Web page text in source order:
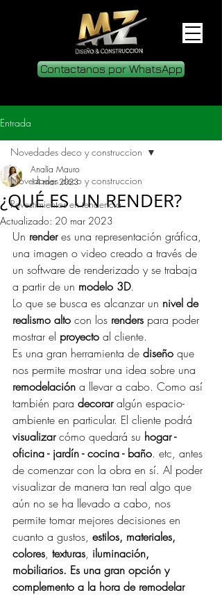
Contactanos por WhatsApp
Entrada
Novedades deco y construccion
Revestimientos en tendencia
Novedades deco y construccion
¿QUÉ ES UN RENDER?
Analía Mauro
14 mar 2023
Actualizado: 20 mar 2023
Un render es una representación gráfica,
una imagen o video creado a través de
un software de renderizado y se trabaja
a partir de un modelo 3D.
Lo que se busca es alcanzar un nivel de
realismo alto con los renders para poder
mostrar el proyecto al cliente.
Es una gran herramienta de diseño que
nos permite mostrar una idea sobre una
remodelación a llevar a cabo. Como así
también para decorar algún espacio-
ambiente en particular. El cliente podrá
visualizar cómo quedará su hogar -
oficina - jardín - cocina - baño. etc, antes
de comenzar con la obra en sí. Al poder
visualizar de manera tan real algo que
aún no se ha llevado a cabo, nos
permite tomar mejores decisiones en
cuanto a gustos, estilos, materiales,
colores, texturas, iluminación,
mobiliarios. Es una gran opción y
complemento a la hora de remodelar